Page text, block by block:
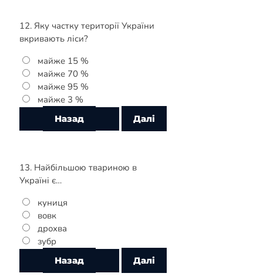
12. Яку частку території України
вкривають ліси?
майже 15 %
майже 70 %
майже 95 %
майже 3 %
13. Найбільшою твариною в
Україні є…
куниця
вовк
дрохва
зубр